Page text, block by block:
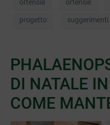
ortensia ortensie
progetto suggerimenti
DI NATALE
COME